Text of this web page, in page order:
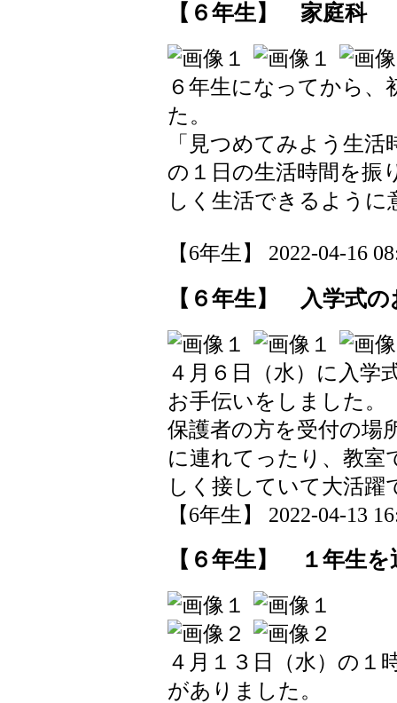
【６年生】 家庭科
６年生になってから、
た。
「見つめてみよう生
の１日の生活時間を振
しく生活できるよう
【6年生】 2022-04-16
【６年生】 入学式の
４月６日（水）に入学
お手伝いをしました。
保護者の方を受付の場
に連れてったり、教室
しく接していて大活躍
【6年生】 2022-04-13
【６年生】 １年生を
４月１３日（水）の１
がありました。